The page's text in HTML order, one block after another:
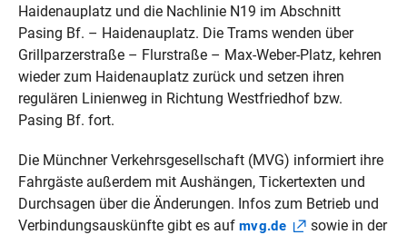
Haidenauplatz und die Nachlinie N19 im Abschnitt
Pasing Bf. – Haidenauplatz. Die Trams wenden über
Grillparzerstraße – Flurstraße – Max-Weber-Platz, kehren
wieder zum Haidenauplatz zurück und setzen ihren
regulären Linienweg in Richtung Westfriedhof bzw.
Pasing Bf. fort.
Die Münchner Verkehrsgesellschaft (MVG) informiert ihre
Fahrgäste außerdem mit Aushängen, Tickertexten und
Durchsagen über die Änderungen. Infos zum Betrieb und
Verbindungsauskünfte gibt es auf mvg.de
sowie in der